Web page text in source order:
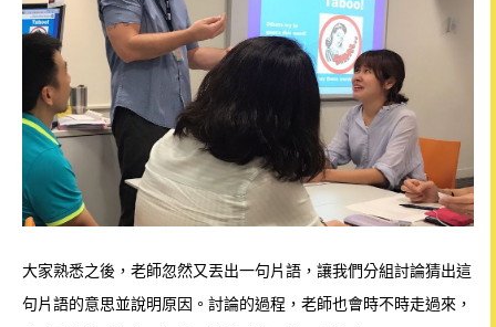
大家熟悉之後，老師忽然又丟出一句片語，讓我們分組討論猜出這
句片語的意思並說明原因。討論的過程，老師也會時不時走過來，